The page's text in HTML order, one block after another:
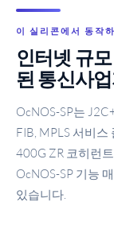
이 실리콘에서 동작
인터넷 규
된 통신사
OcNOS-SP는
FIB, MPLS 서비스
400G ZR 코히런
OcNOS-SP 기능
있습니다.